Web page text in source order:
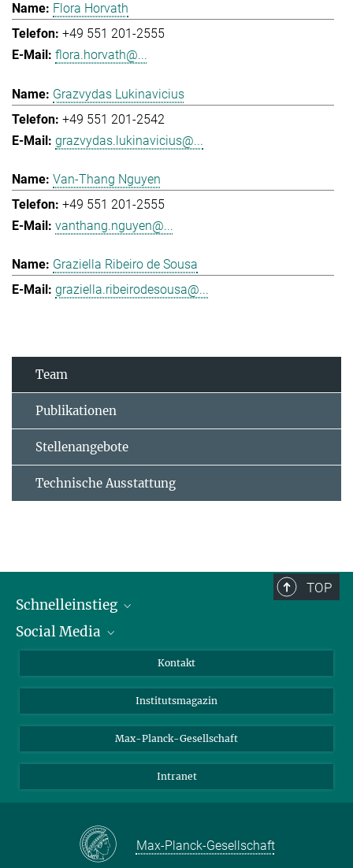
Flora Horvath
+49 551 201-2555
flora.horvath@...
Grazvydas Lukinavicius
+49 551 201-2542
grazvydas.lukinavicius@...
Van-Thang Nguyen
+49 551 201-2555
vanthang.nguyen@...
Graziella Ribeiro de Sousa
graziella.ribeirodesousa@...
Team
Publikationen
Stellenangebote
Technische Ausstattung
TOP
Schnelleinstieg
Alumni
Fördernde
Schulen
Studierende
Social Media
Bluesky
Facebook
YouTube
Kontakt
Institutsmagazin
Max-Planck-Gesellschaft
Intranet
Max-Planck-Gesellschaft